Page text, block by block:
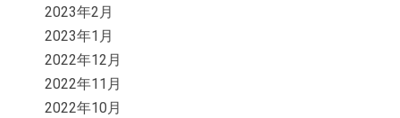
2023年2月
2023年1月
2022年12月
2022年11月
2022年10月